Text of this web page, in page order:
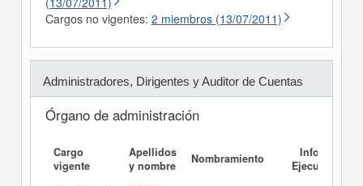
Cargos no vigentes: 2 miembros (13/07/2011)
Administradores, Dirigentes y Auditor de Cuentas
Órgano de administración
Cargo
vigente
Apellidos
y nombre
Nombramiento
Informe
Ejecutivo